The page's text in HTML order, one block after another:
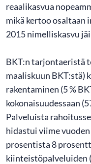
reaalikasvua
mikä kertoo osaltaan
2015 nimelliskasvu
BKT:n tarjontaeristä
maaliskuun BKT:stä)
rakentaminen (5 %
kokonaisuudessaan
Palveluista
hidastui viime
prosentista 8
kiinteistöpalveluiden